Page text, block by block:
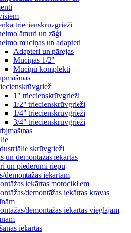
triecienskrūvgrieži
āmuri un zāģi
muciņas un adapteri
Adapteri un pārejas
Muciņas 1/2"
Muciņu komplekti
1" triecienskrūvgrieži
1/2" triecienskrūvgrieži
1/4" triecienskrūvgrieži
3/4" triecienskrūvgrieži
skrūvgrieži
un demontāžas iekārtas
un piederumi riepu
demontāžas iekārtām
iekārtas motocikliem
demontāžas iekārtas kravas
demontāžas iekārtas vieglajām
iekārtas